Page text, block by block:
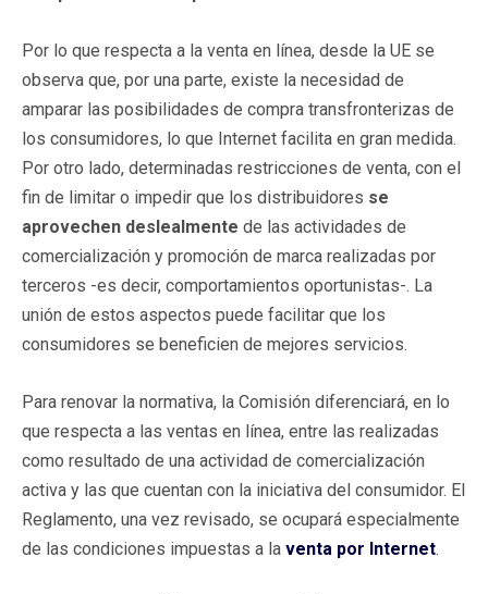
Por lo que respecta a la venta en línea, desde la UE se
observa que, por una parte, existe la necesidad de
amparar las posibilidades de compra transfronterizas de
los consumidores, lo que Internet facilita en gran medida.
Por otro lado, determinadas restricciones de venta, con el
fin de limitar o impedir que los distribuidores se
aprovechen deslealmente de las actividades de
comercialización y promoción de marca realizadas por
terceros -es decir, comportamientos oportunistas-. La
unión de estos aspectos puede facilitar que los
consumidores se beneficien de mejores servicios.
Para renovar la normativa, la Comisión diferenciará, en lo
que respecta a las ventas en línea, entre las realizadas
como resultado de una actividad de comercialización
activa y las que cuentan con la iniciativa del consumidor. El
Reglamento, una vez revisado, se ocupará especialmente
de las condiciones impuestas a la venta por Internet.